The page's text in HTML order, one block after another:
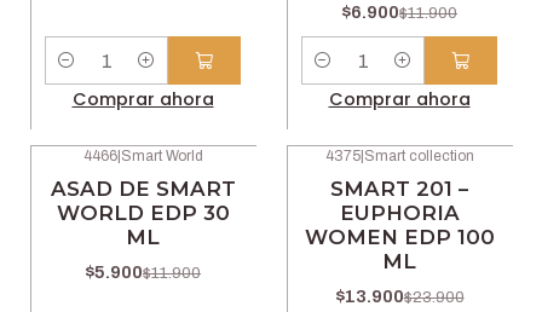
Comprar ahora
$6.900$11.900
Comprar ahora
4466| Smart World
ASAD DE SMART
WORLD EDP 30
ML
$5.900$11.900
4375| Smart collection
SMART 201 –
EUPHORIA
WOMEN EDP 100
ML
$13.900$23.900